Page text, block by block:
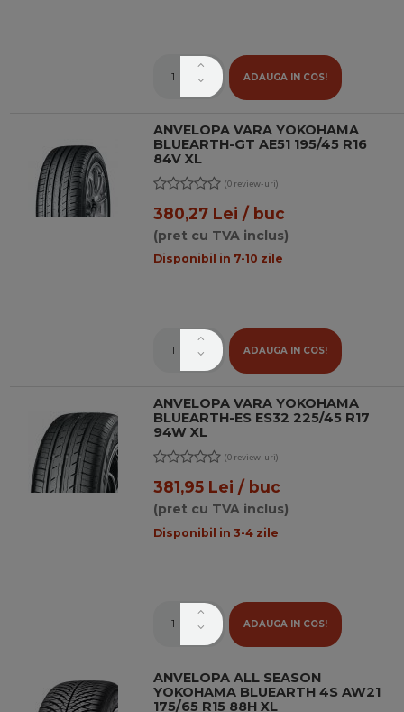
ADAUGA IN COS!
ANVELOPA VARA YOKOHAMA
BLUEARTH-GT AE51 195/45 R16
84V XL
(0 review-uri)
380,27 Lei / buc
(pret cu TVA inclus)
Disponibil in 7-10 zile
ADAUGA IN COS!
ANVELOPA VARA YOKOHAMA
BLUEARTH-ES ES32 225/45 R17
94W XL
(0 review-uri)
381,95 Lei / buc
(pret cu TVA inclus)
Disponibil in 3-4 zile
ADAUGA IN COS!
ANVELOPA ALL SEASON
YOKOHAMA BLUEARTH 4S AW21
175/65 R15 88H XL